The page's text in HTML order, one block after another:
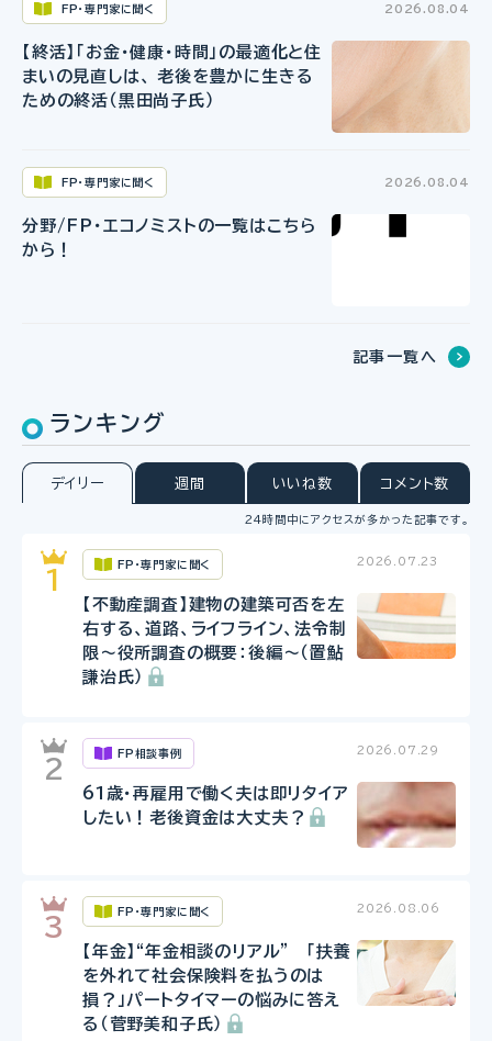
FP・専門家に聞く 2026.08.04
【終活】「お金・健康・時間」の最適化と住
まいの見直しは、 老後を豊かに生きる
ための終活（黒田尚子氏）
FP・専門家に聞く 2026.08.04
分野/FP・エコノミストの一覧はこちら
から！
記事一覧へ
ランキング
デイリー 週間 いいね数 コメント数
24時間中にアクセスが多かった記事です。
FP・専門家に聞く 2026.07.23
【不動産調査】建物の建築可否を左
右する、道路、ライフライン、法令制
限～役所調査の概要：後編～（置鮎
謙治氏）
FP相談事例 2026.07.29
61歳・再雇用で働く夫は即リタイア
したい！老後資金は大丈夫？
FP・専門家に聞く 2026.08.06
【年金】“年金相談のリアル” 「扶養
を外れて社会保険料を払うのは
損？」パートタイマーの悩みに答え
る（菅野美和子氏）